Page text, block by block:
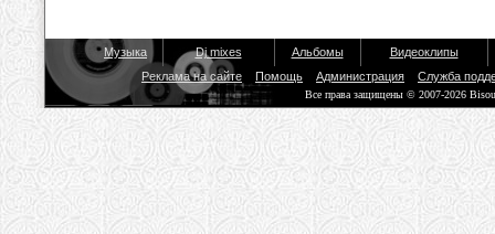
Музыка Dj mixes Альбомы
Видеоклипы
Реклама на сайте
Помощь Администрация Служба
Все права защищены © 2007-2026